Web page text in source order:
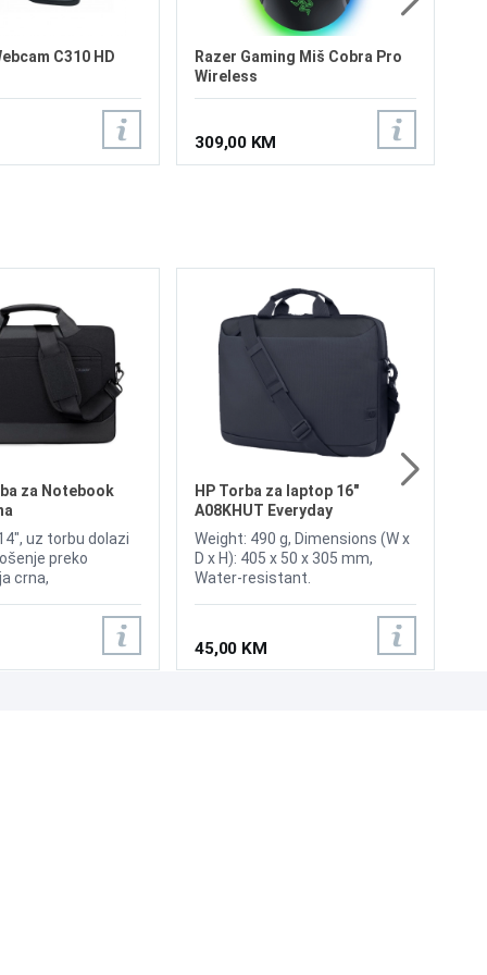
C310 HD
Razer Gaming Miš Cobra Pro
Wireless
309,00 KM
za Notebook
uz torbu dolazi
preko
crna,
HP Torba za laptop 16"
A08KHUT Everyday
Weight: 490 g, Dimensions (W x
D x H): 405 x 50 x 305 mm,
Water-resistant.
45,00 KM